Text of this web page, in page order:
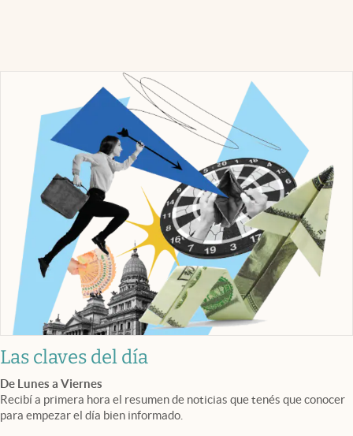
Las claves del día
De Lunes a Viernes
Recibí a primera hora el resumen de noticias que tenés que conocer
para empezar el día bien informado.